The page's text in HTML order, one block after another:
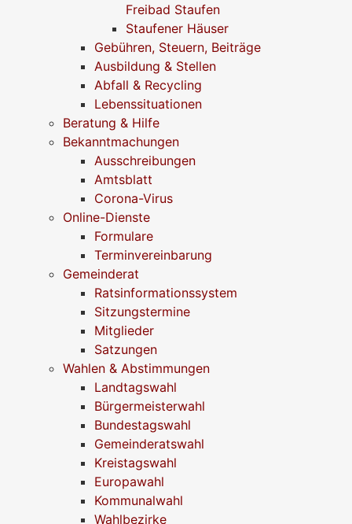
Freibad Staufen
Staufener Häuser
Gebühren, Steuern, Beiträge
Ausbildung & Stellen
Abfall & Recycling
Lebenssituationen
Beratung & Hilfe
Bekanntmachungen
Ausschreibungen
Amtsblatt
Corona-Virus
Online-Dienste
Formulare
Terminvereinbarung
Gemeinderat
Ratsinformationssystem
Sitzungstermine
Mitglieder
Satzungen
Wahlen & Abstimmungen
Landtagswahl
Bürgermeisterwahl
Bundestagswahl
Gemeinderatswahl
Kreistagswahl
Europawahl
Kommunalwahl
Wahlbezirke